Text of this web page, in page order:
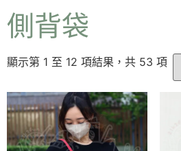
側背袋
顯示第 1 至 12 項結果，共 53 項